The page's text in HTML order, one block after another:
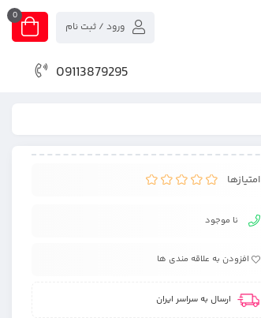
0
ورود / ثبت نام
09113879295
امتیازها
نا موجود
افزودن به علاقه مندی ها
ارسال به سراسر ایران